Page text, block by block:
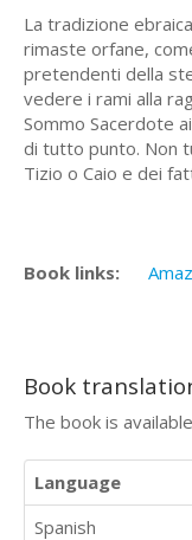
La tradizione
rimaste orfane,
pretendenti della
vedere i rami alla
Sommo Sacerdote
di tutto punto. Non
Tizio o Caio e dei
Book links:
Book
The book is
Language
Spanish